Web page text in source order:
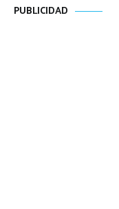
PUBLICIDAD